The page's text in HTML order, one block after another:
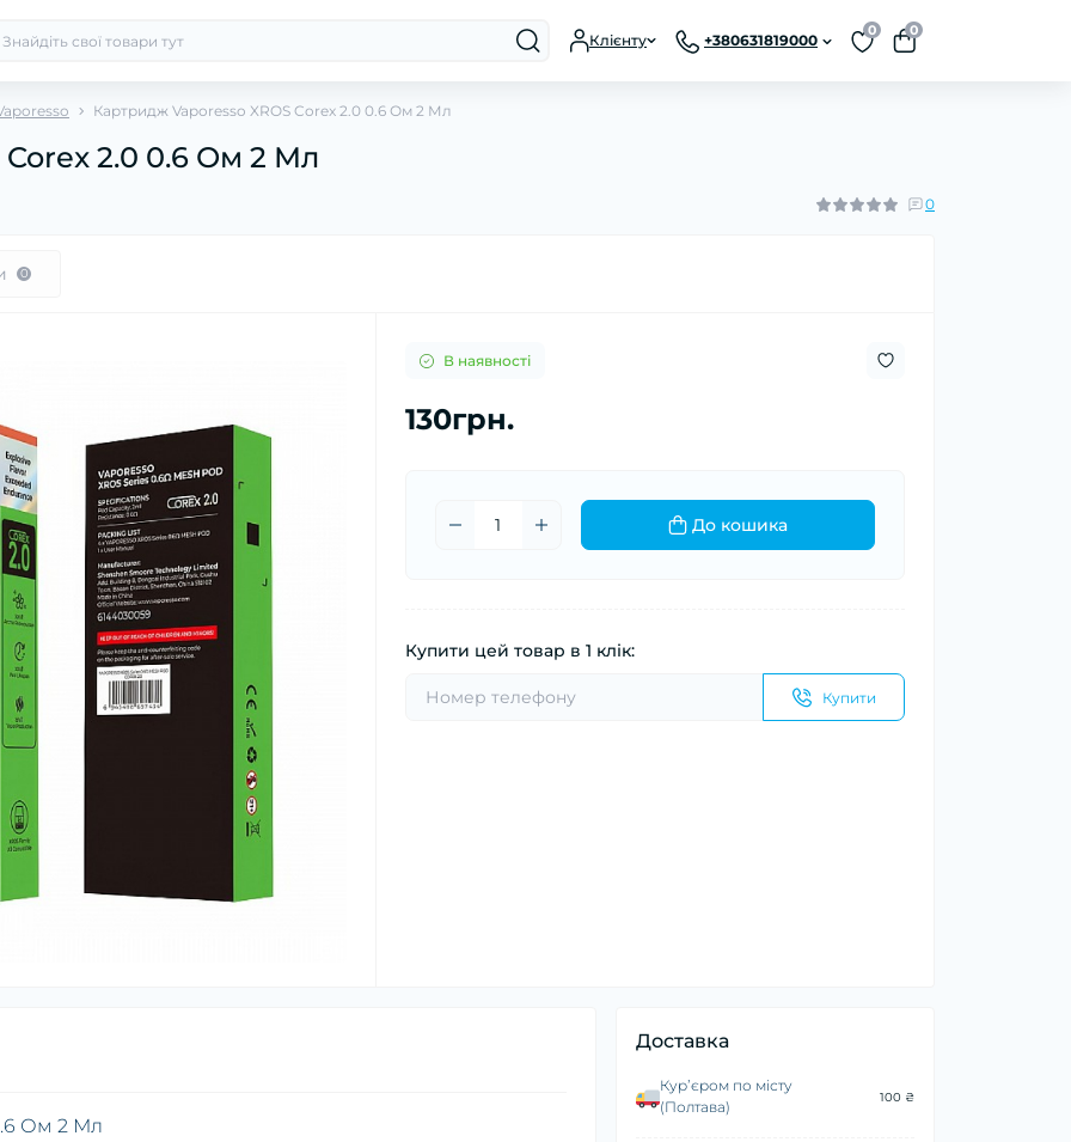
Клієнту +380631819000
0 0
Картридж Vaporesso XROS Corex 2.0 0.6 Ом 2 Мл
2.0 0.6 Ом 2 Мл
0
0
В наявності
130грн.
До кошика
Купити цей товар в 1 клік:
Купити
Доставка
Курʼєром по місту
(Полтава)
100 ₴
Ом 2 Мл